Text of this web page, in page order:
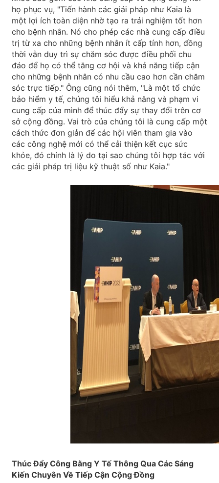
họ phục vụ, "Tiến hành các giải pháp như Kaia là
một lợi ích toàn diện nhờ tạo ra trải nghiệm tốt hơn
cho bệnh nhân. Nó cho phép các nhà cung cấp điều
trị từ xa cho những bệnh nhân ít cấp tính hơn, đồng
thời vẫn duy trì sự chăm sóc được điều phối chu
đáo để họ có thể tăng cơ hội và khả năng tiếp cận
cho những bệnh nhân có nhu cầu cao hơn cần chăm
sóc trực tiếp." Ông cũng nói thêm, "Là một tổ chức
bảo hiểm y tế, chúng tôi hiểu khả năng và phạm vi
cung cấp của mình để thúc đẩy sự thay đổi trên cơ
sở cộng đồng. Vai trò của chúng tôi là cung cấp một
cách thức đơn giản để các hội viên tham gia vào
các công nghệ mới có thể cải thiện kết cục sức
khỏe, đó chính là lý do tại sao chúng tôi hợp tác với
các giải pháp trị liệu kỹ thuật số như Kaia."
Thúc Đẩy Công Bằng Y Tế Thông Qua Các Sáng
Kiến Chuyên Về Tiếp Cận Cộng Đồng